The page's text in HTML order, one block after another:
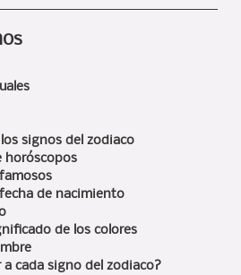
signos del zodiaco
horóscopos
de nacimiento
de los colores
cada signo del zodiaco?